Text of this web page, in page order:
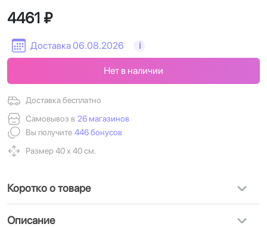
Доставка 06.08.2026 i
4461 ₽
Доставка бесплатно
Самовывоз в 26 магазинов
Вы получите 446 бонусов
Размер 40 х 40 см.
Нет в наличии
Коротко о товаре
Описание